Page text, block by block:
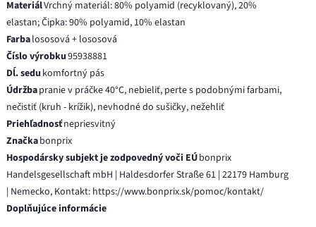
MateriálVrchný materiál: 80% polyamid (recyklovaný), 20%
elastan; Čipka: 90% polyamid, 10% elastan
Farbalososová + lososová
Číslo výrobku95938881
Dĺ. sedu komfortný pás
Údržbapranie v práčke 40°C, nebieliť, perte s podobnými farbami,
nečistiť (kruh - krížik), nevhodné do sušičky, nežehliť
Priehľadnosťnepriesvitný
Značkabonprix
Hospodársky subjekt je zodpovedný voči EÚbonprix
Handelsgesellschaft mbH | Haldesdorfer Straße 61 | 22179 Hamburg
| Nemecko, Kontakt: https://www.bonprix.sk/pomoc/kontakt/
Doplňujúce informácie